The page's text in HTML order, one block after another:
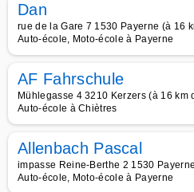
Dan
rue de la Gare 7 1530 Payerne (à 16
Auto-école, Moto-école à Payerne
AF Fahrschule
Mühlegasse 4 3210 Kerzers (à 16 km
Auto-école à Chiètres
Allenbach Pascal
impasse Reine-Berthe 2 1530
Auto-école, Moto-école à Payerne